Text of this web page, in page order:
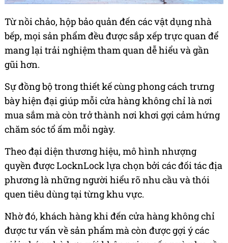
Từ nồi chảo, hộp bảo quản đến các vật dụng nhà
bếp, mọi sản phẩm đều được sắp xếp trực quan để
mang lại trải nghiệm tham quan dễ hiểu và gần
gũi hơn.
Sự đồng bộ trong thiết kế cùng phong cách trưng
bày hiện đại giúp mỗi cửa hàng không chỉ là nơi
mua sắm mà còn trở thành nơi khơi gợi cảm hứng
chăm sóc tổ ấm mỗi ngày.
Theo đại diện thương hiệu, mô hình nhượng
quyền được LocknLock lựa chọn bởi các đối tác địa
phương là những người hiểu rõ nhu cầu và thói
quen tiêu dùng tại từng khu vực.
Nhờ đó, khách hàng khi đến cửa hàng không chỉ
được tư vấn về sản phẩm mà còn được gợi ý các